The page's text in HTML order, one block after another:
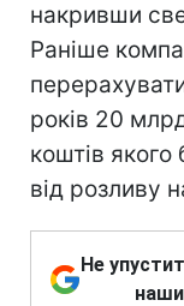
накривши
Раніше
років 20
коштів якого
від розливу
Не